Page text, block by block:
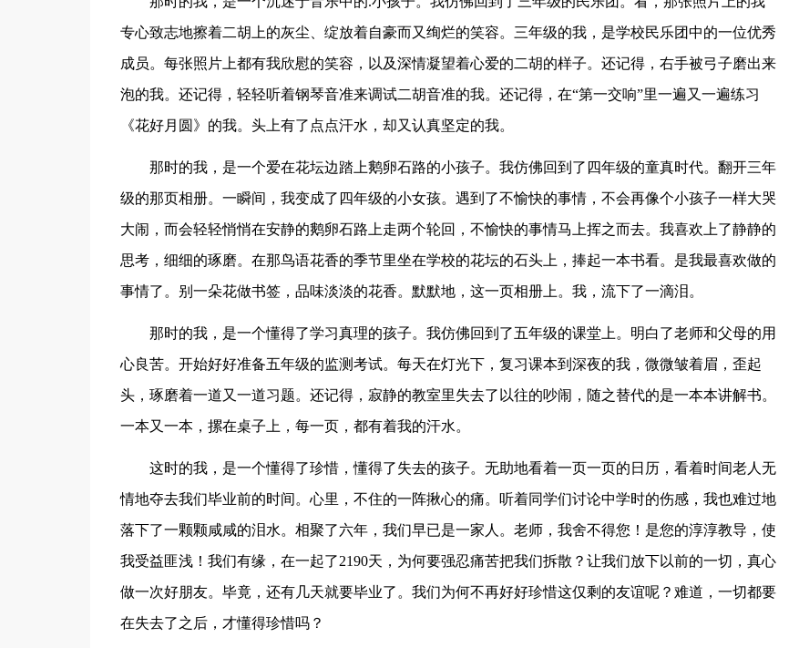
专心致志地擦着二胡上的灰尘、绽放着自豪而又绚烂的笑容。三年级的我，是学校民乐团中的一位优秀
成员。每张照片上都有我欣慰的笑容，以及深情凝望着心爱的二胡的样子。还记得，右手被弓子磨出来
泡的我。还记得，轻轻听着钢琴音准来调试二胡音准的我。还记得，在“第一交响”里一遍又一遍练习
《花好月圆》的我。头上有了点点汗水，却又认真坚定的我。
那时的我，是一个爱在花坛边踏上鹅卵石路的小孩子。我仿佛回到了四年级的童真时代。翻开三年
级的那页相册。一瞬间，我变成了四年级的小女孩。遇到了不愉快的事情，不会再像个小孩子一样大哭
大闹，而会轻轻悄悄在安静的鹅卵石路上走两个轮回，不愉快的事情马上挥之而去。我喜欢上了静静的
思考，细细的琢磨。在那鸟语花香的季节里坐在学校的花坛的石头上，捧起一本书看。是我最喜欢做的
事情了。别一朵花做书签，品味淡淡的花香。默默地，这一页相册上。我，流下了一滴泪。
那时的我，是一个懂得了学习真理的孩子。我仿佛回到了五年级的课堂上。明白了老师和父母的用
心良苦。开始好好准备五年级的监测考试。每天在灯光下，复习课本到深夜的我，微微皱着眉，歪起
头，琢磨着一道又一道习题。还记得，寂静的教室里失去了以往的吵闹，随之替代的是一本本讲解书。
一本又一本，摞在桌子上，每一页，都有着我的汗水。
这时的我，是一个懂得了珍惜，懂得了失去的孩子。无助地看着一页一页的日历，看着时间老人无
情地夺去我们毕业前的时间。心里，不住的一阵揪心的痛。听着同学们讨论中学时的伤感，我也难过地
落下了一颗颗咸咸的泪水。相聚了六年，我们早已是一家人。老师，我舍不得您！是您的淳淳教导，使
我受益匪浅！我们有缘，在一起了2190天，为何要强忍痛苦把我们拆散？让我们放下以前的一切，真心
做一次好朋友。毕竟，还有几天就要毕业了。我们为何不再好好珍惜这仅剩的友谊呢？难道，一切都要
在失去了之后，才懂得珍惜吗？